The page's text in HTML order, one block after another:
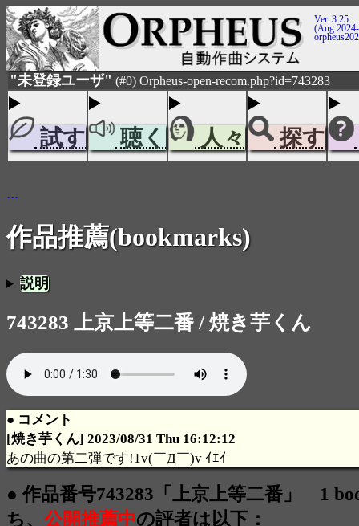
Ver. 3.25
(Aug
"未登録ユーザ" (#0) Orpheus-open-recom.php?id=743283
試す 聴く 人々 探す
...
作品推薦(bookmarks)
説明
743283 上京上等二番 / 焼き芋くん
● コメント
[焼き芋くん] 2023/08/31 Thu 16:12:12
あの曲の第二弾です!1v(￣Д￣)v ｲｴｲ
● 作品番号743283「上京上等二番」 1
ち、 公開推薦中の評者は以下：